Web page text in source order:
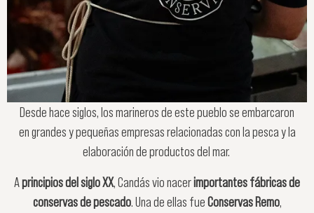
Desde hace siglos, los marineros de este pueblo se embarcaron
en grandes y pequeñas empresas relacionadas con la pesca y la
elaboración de productos del mar.
Aprincipios del siglo XX, Candás vio nacerimportantes fábricas de
conservas de pescado. Una de ellas fueConservas Remo,